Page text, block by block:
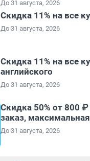
До 31 августа, 2026
Скидка 11% на все
До 31 августа, 2026
Скидка 11% на все
английского
До 31 августа, 2026
Скидка 50% от 800
заказ,
До 31 августа, 2026